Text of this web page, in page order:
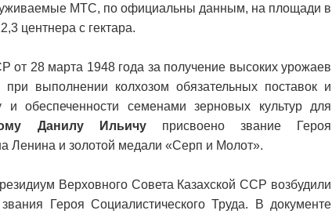
МТС, по официальны данным, на площади в
центнера с гектара.
28 марта 1948 года за получение высоких урожаев
выполнении колхозом обязательных поставок и
обеспеченности семенами зерновых культур для
Данилу Ильичуприсвоено звание Героя
Ленина и золотой медали «Серп и Молот».
Верховного Совета Казахской ССР возбудили
Героя Социалистического Труда. В документе